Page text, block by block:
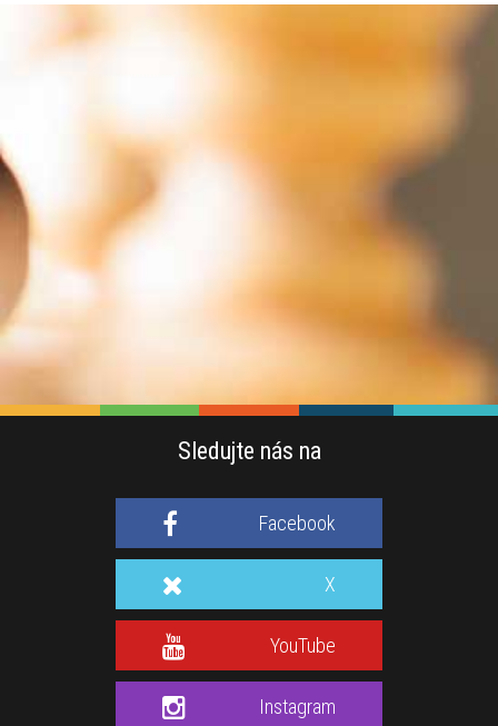
Sledujte nás na
Facebook
X
YouTube
Instagram